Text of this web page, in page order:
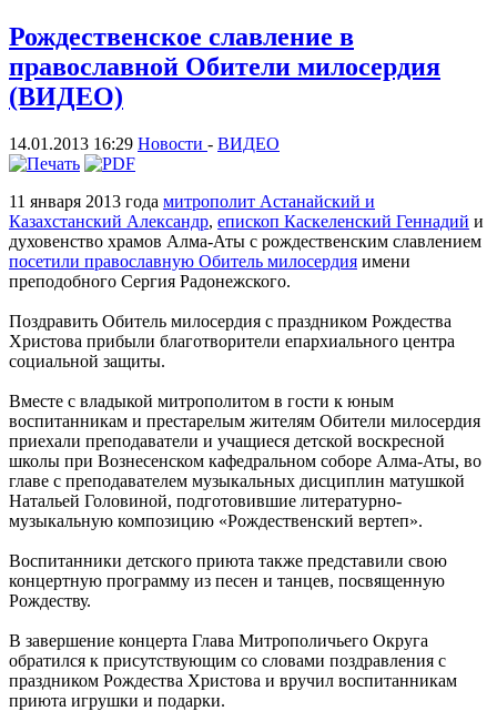
Рождественское славление в
православной Обители милосердия
(ВИДЕО)
14.01.2013 16:29 Новости - ВИДЕО
11 января 2013 года митрополит Астанайский и
Казахстанский Александр, епископ Каскеленский Геннадий и
духовенство храмов Алма-Аты с рождественским славлением
посетили православную Обитель милосердия имени
преподобного Сергия Радонежского.
Поздравить Обитель милосердия с праздником Рождества
Христова прибыли благотворители епархиального центра
социальной защиты.
Вместе с владыкой митрополитом в гости к юным
воспитанникам и престарелым жителям Обители милосердия
приехали преподаватели и учащиеся детской воскресной
школы при Вознесенском кафедральном соборе Алма-Аты, во
главе с преподавателем музыкальных дисциплин матушкой
Натальей Головиной, подготовившие литературно-
музыкальную композицию «Рождественский вертеп».
Воспитанники детского приюта также представили свою
концертную программу из песен и танцев, посвященную
Рождеству.
В завершение концерта Глава Митрополичьего Округа
обратился к присутствующим со словами поздравления с
праздником Рождества Христова и вручил воспитанникам
приюта игрушки и подарки.